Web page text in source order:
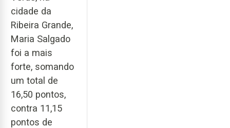
cidade da
Ribeira Grande,
Maria Salgado
foi a mais
forte, somando
um total de
16,50 pontos,
contra 11,15
pontos de